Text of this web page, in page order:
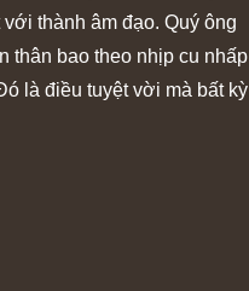
thành âm đạo. Quý ông
thân bao theo nhịp cu nhấp
là điều tuyệt vời mà bất kỳ